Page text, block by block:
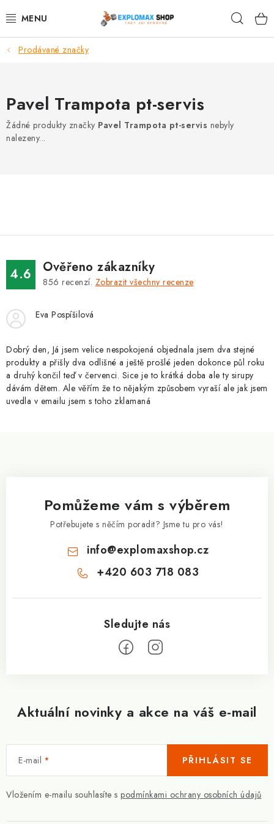
na
%AKCE
SPORTOVNÍ VÝŽIVA
ZNAČKY
Kontakty Slovník pojmů
Podmínky ochrany osobních údajů
Slevový systém
Vše o nákupu
Prodávané značky
Pavel Trampota pt-servis
Žádné produkty značky Pavel Trampota pt-servis nebyly
nalezeny...
4.6 Ověřeno zákazníky
856 recenzí. Zobrazit všechny recenze
Eva Pospíšilová
Dobrý den, Já jsem velice nespokojená objednala jsem dva stejné
produkty a přišly dva odlišné a ještě prošlé jeden dokonce půl roku
a druhý končil teď v červenci. Sice je to krátká doba ale ty sirupy
dávám dětem. Ale věřím že to nějakým způsobem vyraší ale jak jsem
uvedla v emailu jsem s toho zklamaná
Aktuální novinky a akce na váš e-mail
E-mail
Vložením e-mailu souhlasíte s podmínkami ochrany osobních údajů
PŘIHLÁSIT SE
Pomůžeme vám s výběrem
Potřebujete s něčím poradit? Jsme tu pro vás!
info@explomaxshop.cz
+420 603 718 083